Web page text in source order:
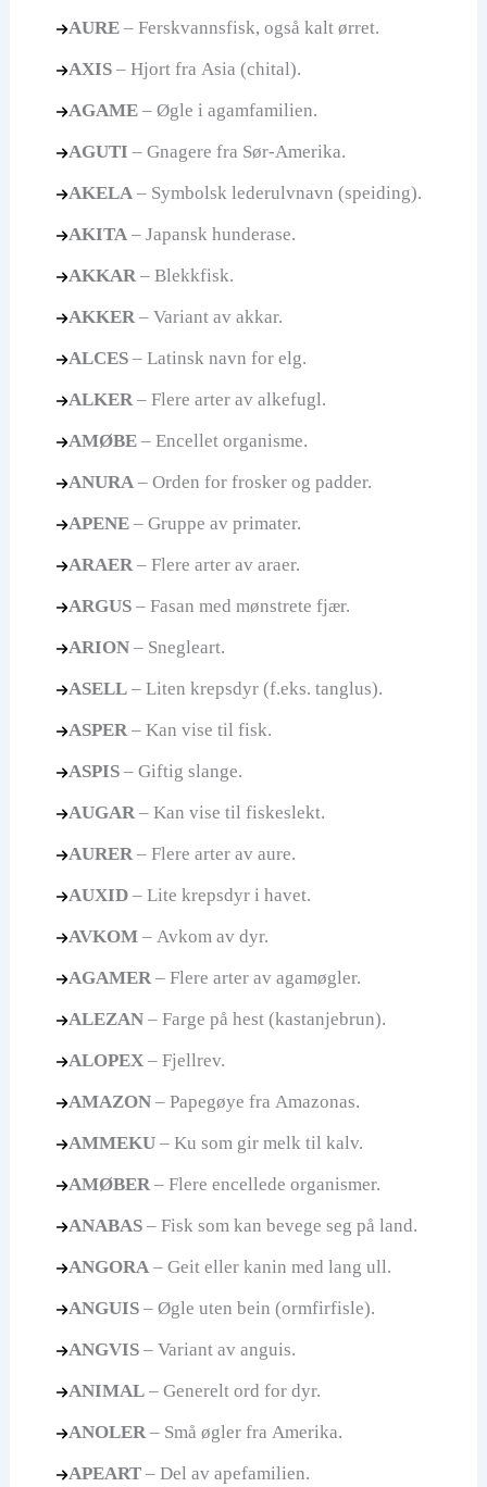
AURE – Ferskvannsfisk, også kalt ørret.
AXIS – Hjort fra Asia (chital).
AGAME – Øgle i agamfamilien.
AGUTI – Gnagere fra Sør-Amerika.
AKELA – Symbolsk lederulvnavn (speiding).
AKITA – Japansk hunderase.
AKKAR – Blekkfisk.
AKKER – Variant av akkar.
ALCES – Latinsk navn for elg.
ALKER – Flere arter av alkefugl.
AMØBE – Encellet organisme.
ANURA – Orden for frosker og padder.
APENE – Gruppe av primater.
ARAER – Flere arter av araer.
ARGUS – Fasan med mønstrete fjær.
ARION – Snegleart.
ASELL – Liten krepsdyr (f.eks. tanglus).
ASPER – Kan vise til fisk.
ASPIS – Giftig slange.
AUGAR – Kan vise til fiskeslekt.
AURER – Flere arter av aure.
AUXID – Lite krepsdyr i havet.
AVKOM – Avkom av dyr.
AGAMER – Flere arter av agamøgler.
ALEZAN – Farge på hest (kastanjebrun).
ALOPEX – Fjellrev.
AMAZON – Papegøye fra Amazonas.
AMMEKU – Ku som gir melk til kalv.
AMØBER – Flere encellede organismer.
ANABAS – Fisk som kan bevege seg på land.
ANGORA – Geit eller kanin med lang ull.
ANGUIS – Øgle uten bein (ormfirfisle).
ANGVIS – Variant av anguis.
ANIMAL – Generelt ord for dyr.
ANOLER – Små øgler fra Amerika.
APEART – Del av apefamilien.